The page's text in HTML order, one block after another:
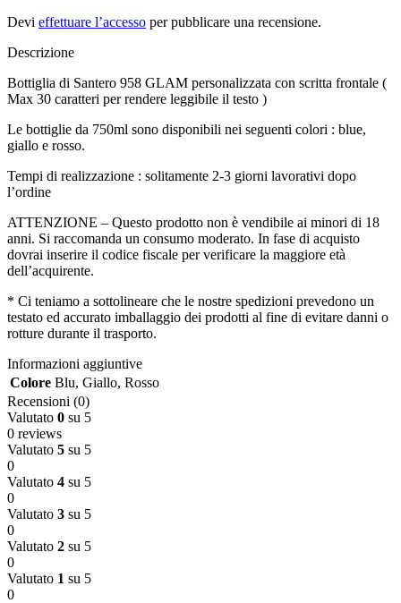
Devi effettuare l’accesso per pubblicare una recensione.
Descrizione
Bottiglia di Santero 958 GLAM personalizzata con scritta frontale (
Max 30 caratteri per rendere leggibile il testo )
Le bottiglie da 750ml sono disponibili nei seguenti colori : blue,
giallo e rosso.
Tempi di realizzazione : solitamente 2-3 giorni lavorativi dopo
l’ordine
ATTENZIONE – Questo prodotto non è vendibile ai minori di 18
anni. Si raccomanda un consumo moderato. In fase di acquisto
dovrai inserire il codice fiscale per verificare la maggiore età
dell’acquirente.
* Ci teniamo a sottolineare che le nostre spedizioni prevedono un
testato ed accurato imballaggio dei prodotti al fine di evitare danni o
rotture durante il trasporto.
Informazioni aggiuntive
Colore Blu, Giallo, Rosso
Recensioni (0)
Valutato 0 su 5
0 reviews
Valutato 5 su 5
0
Valutato 4 su 5
0
Valutato 3 su 5
0
Valutato 2 su 5
0
Valutato 1 su 5
0